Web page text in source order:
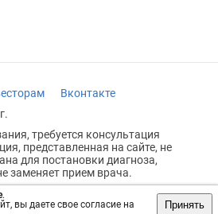
.
вы даете свое согласие на
Принять
Вконтакте
требуется консультация
представленная на сайте, не
для постановки диагноза,
заменяет прием врача.
18+